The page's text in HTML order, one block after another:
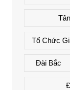
Tổ Chức
Đài Bắc